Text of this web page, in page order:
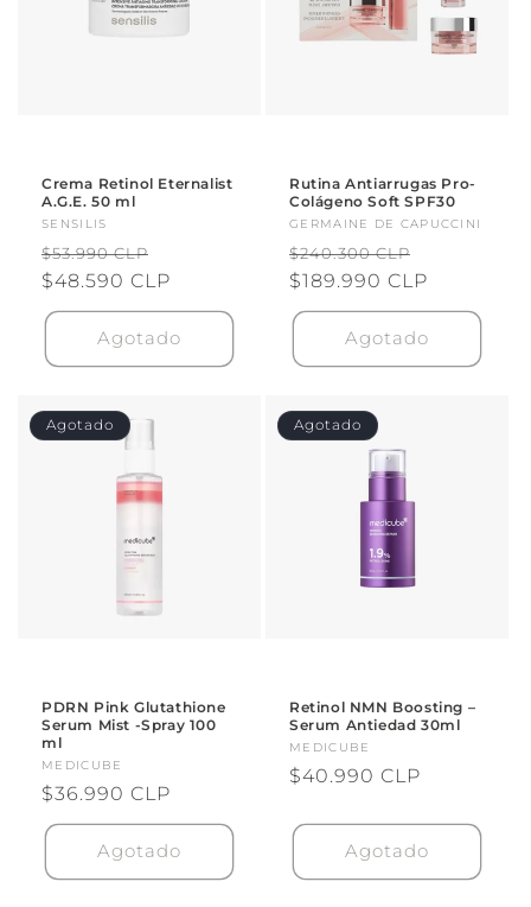
Crema Retinol Eternalist
A.G.E. 50 ml
Proveedor:
SENSILIS
Precio
habitual
$53.990 CLP
de
oferta
$48.590 CLP
Agotado
Rutina Antiarrugas Pro-
Colágeno Soft SPF30
Proveedor:
GERMAINE DE CAPUCCINI
Precio
habitual
$240.300 CLP
de
oferta
$189.990 CLP
Agotado
Agotado
PDRN Pink Glutathione
Serum Mist -Spray 100
ml
Proveedor:
MEDICUBE
Precio
habitual
$36.990 CLP
Agotado
Agotado
Retinol NMN Boosting –
Serum Antiedad 30ml
Proveedor:
MEDICUBE
Precio
$40.990 CLP
Agotado